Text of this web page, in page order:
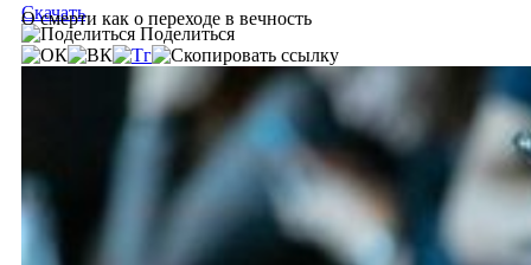
О смерти как о переходе в вечность
Скачать
Поделиться